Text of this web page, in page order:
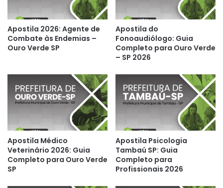
Apostila 2026: Agente de
Combate às Endemias –
Ouro Verde SP
Apostila do
Fonoaudiólogo: Guia
Completo para Ouro Verde
– SP 2026
Apostila Médico
Veterinário 2026: Guia
Completo para Ouro Verde
SP
Apostila Psicologia
Tambaú SP: Guia
Completo para
Profissionais 2026